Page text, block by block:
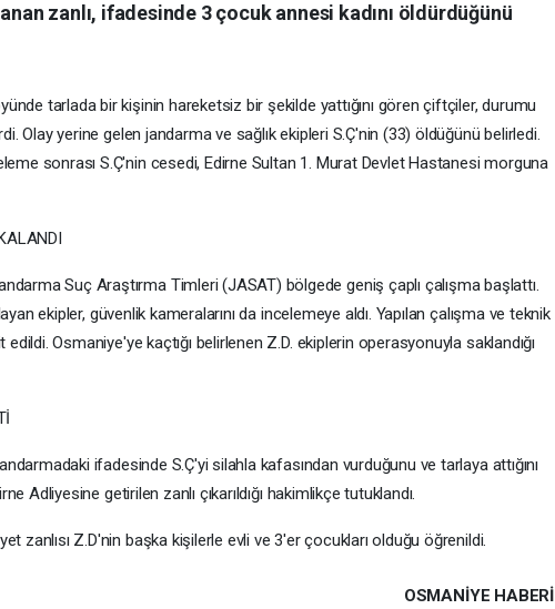
zanlı, ifadesinde 3 çocuk annesi kadını öldürdüğünü
tarlada bir kişinin hareketsiz bir şekilde yattığını gören çiftçiler, durumu
Olay yerine gelen jandarma ve sağlık ekipleri S.Ç'nin (33) öldüğünü belirledi.
sonrası S.Ç'nin cesedi, Edirne Sultan 1. Murat Devlet Hastanesi morguna
Suç Araştırma Timleri (JASAT) bölgede geniş çaplı çalışma başlattı.
ekipler, güvenlik kameralarını da incelemeye aldı. Yapılan çalışma ve teknik
Osmaniye'ye kaçtığı belirlenen Z.D. ekiplerin operasyonuyla saklandığı
ifadesinde S.Ç'yi silahla kafasından vurduğunu ve tarlaya attığını
Adliyesine getirilen zanlı çıkarıldığı hakimlikçe tutuklandı.
zanlısı Z.D'nin başka kişilerle evli ve 3'er çocukları olduğu öğrenildi.
OSMANIYE HABERİ